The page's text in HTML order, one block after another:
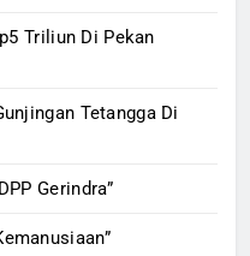
Triliun Di Pekan
Tetangga Di
Gerindra”